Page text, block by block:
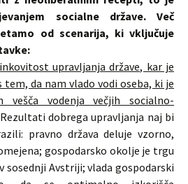
socialne države. Več
od scenarija, ki vključuje
upravljanja države, kar je
da nam vlado vodi oseba, ki je
vešča vodenja večjih socialno-
Rezultati dobrega upravljanja naj bi
pravno država deluje vzorno,
gospodarsko okolje je trgu
Avstriji; vlada gospodarski